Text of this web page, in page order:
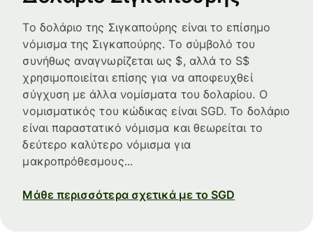
Το δολάριο της Σιγκαπούρης είναι το επίσημο
νόμισμα της Σιγκαπούρης. Το σύμβολό του
συνήθως αναγνωρίζεται ως $, αλλά το S$
χρησιμοποιείται επίσης για να αποφευχθεί
σύγχυση με άλλα νομίσματα του δολαρίου. Ο
νομισματικός του κώδικας είναι SGD. Το δολάριο
είναι παραστατικό νόμισμα και θεωρείται το
δεύτερο καλύτερο νόμισμα για
μακροπρόθεσμους...
Μάθε περισσότερα σχετικά με το SGD